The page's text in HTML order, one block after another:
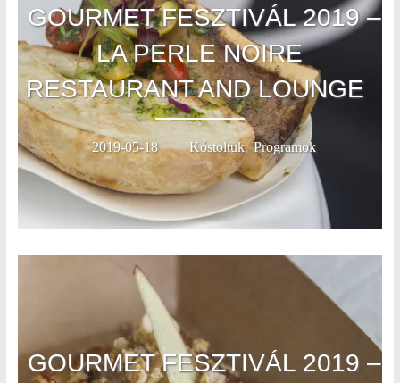
GOURMET FESZTIVÁL 2019 –
LA PERLE NOIRE
RESTAURANT AND LOUNGE
2019-05-18 Kóstoltuk,Programok
GOURMET FESZTIVÁL 2019 –